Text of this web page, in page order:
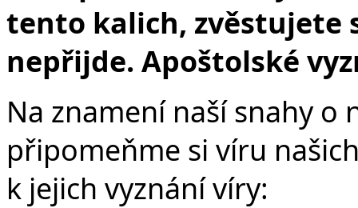
tento kalich, zvěstujete
nepřijde. Apoštolské
Na znamení naší snahy o
připomeňme si víru
k jejich vyznání víry: